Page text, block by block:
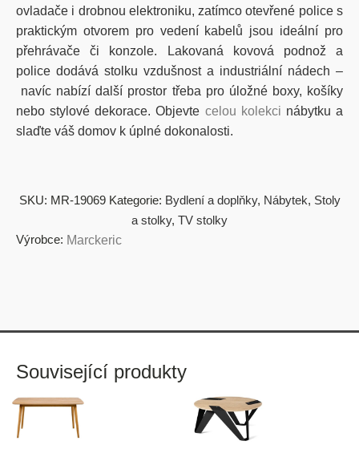
ovladače i drobnou elektroniku, zatímco otevřené police s
praktickým otvorem pro vedení kabelů jsou ideální pro
přehrávače či konzole. Lakovaná kovová podnož a
police dodává stolku vzdušnost a industriální nádech –
navíc nabízí další prostor třeba pro úložné boxy, košíky
nebo stylové dekorace. Objevte celou kolekci nábytku a
slaďte váš domov k úplné dokonalosti.
SKU: MR-19069 Kategorie: Bydlení a doplňky, Nábytek, Stoly
a stolky, TV stolky
Výrobce: Marckeric
Související produkty